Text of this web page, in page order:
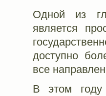
Одной из
является
доступно
все
В этом году